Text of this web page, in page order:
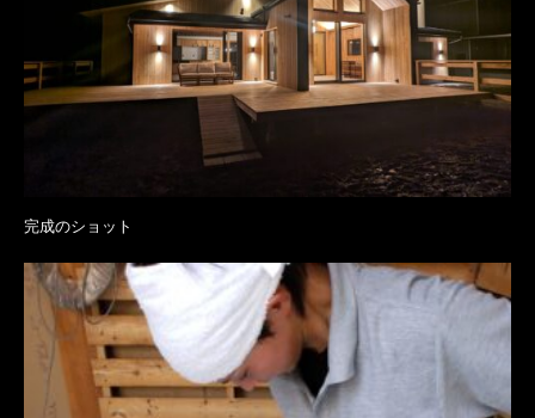
完成のショット